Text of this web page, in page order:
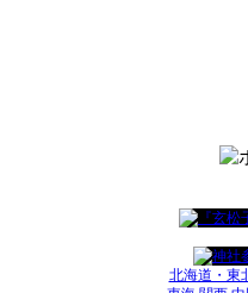
北海道・東